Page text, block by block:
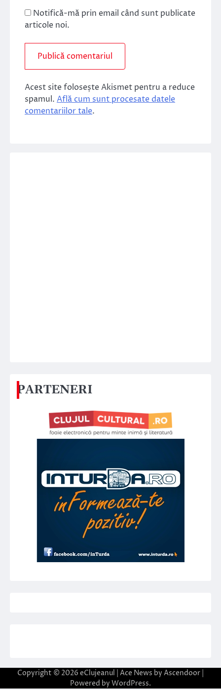
Notifică-mă prin email când sunt publicate
articole noi.
Acest site folosește Akismet pentru a reduce
spamul. Află cum sunt procesate datele
comentariilor tale.
PARTENERI
Copyright © 2026 eClujeanul | Ace News by Ascendoor
Powered by WordPress.